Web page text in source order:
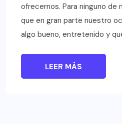
ofrecernos. Para ninguno
que en gran parte nuestro
algo bueno, entretenido y
LEER MÁS